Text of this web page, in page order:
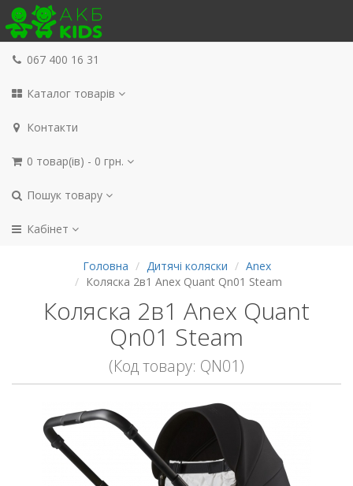
067 400 16 31
Каталог товарів
Контакти
0 товар(ів) - 0 грн.
Пошук товару
Кабінет
Головна Дитячі коляски
Anex
Коляска 2в1 Anex Quant Qn01 Steam
Коляска 2в1 Anex Quant
Qn01 Steam
(Код товару: QN01)